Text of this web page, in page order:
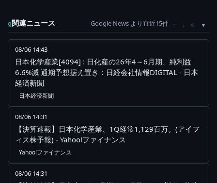
g関連ニュース Google News より直近15件 ↑ ↓ ×
08/06 14:43
日本化学産業[4094] : 日化産の26年4～6月期、純利益
6.6%減 通期予想据え置き：日経会社情報DIGITAL - 日本
経済新聞
日本経済新聞
08/06 14:31
【決算速報】日本化学産業、1Q経常1,129百万。(アイフ
ィス株予報) - Yahoo!ファイナンス
Yahoo!ファイナンス
08/06 14:31